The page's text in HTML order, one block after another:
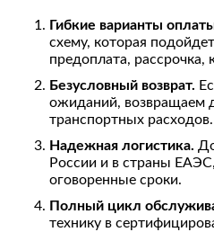
Гибкие варианты
схему, которая
предоплата, рассрочка,
Безусловный возврат.
ожиданий, возвращаем
транспортных расходов.
Надежная логистика.
России и в страны
оговоренные сроки.
Полный цикл
технику в